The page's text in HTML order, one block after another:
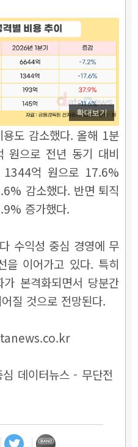
확대보기
도 감소했다. 올해 1분
원으로 전년 동기 대비
1344억 원으로 17.6%
감소했다. 반면 퇴직
증가했다.
수익성 중심 경영에 무
을 이어가고 있다. 특히
본격화되면서 당분간
질 것으로 전망된다.
데이터뉴스 - 무단전